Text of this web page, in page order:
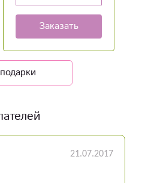
Заказать
21.07.2017